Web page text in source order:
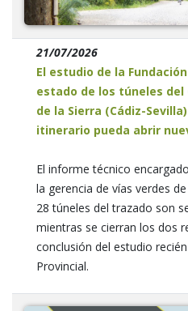
21/07/2026
El estudio de la
estado de los túneles del
de la Sierra (Cádiz-
itinerario pueda abrir
El informe técnico
la gerencia de vías verdes
28 túneles del trazado son
mientras se cierran los dos
conclusión del estudio
Provincial.